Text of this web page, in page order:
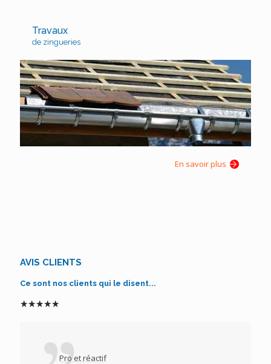
Travaux
de zingueries
En savoir plus
AVIS CLIENTS
Ce sont nos clients qui le disent...
Pro et réactif